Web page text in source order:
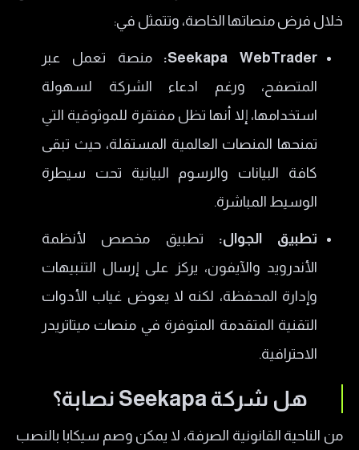
خلال فرض منصاتها الخاصة، وتتمثل في:
Seekapa WebTrader:
منصة تعمل عبر
المتصفح، ورغم ادعاء الشركة لسهولة
استخدامها، إلا أنها تظل مفتقرة للموثوقية التي
تمنحها المنصات العالمية المستقلة، حيث تبقى
كافة البيانات والرسوم البيانية تحت سيطرة
الوسيط المباشرة.
تطبيق الجوال: تطبيق مخصص لأنظمة
الأندرويد والآيفون، يركز على إرسال التنبيهات
وإدارة المحفظة، لكنه لا يعوض غياب الأدوات
التقنية المتقدمة المتوفرة في منصات ميتاتريدر
الاحترافية.
هل شركة Seekapa نصابة؟
من الناحية القانونية الصرفة، لا يمكن وصم سيكابا بالنصب